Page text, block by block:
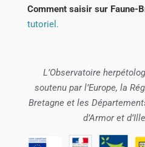
Comment saisir sur Faune-
tutoriel.
L’Observatoire
soutenu par l’Europe, la
Bretagne et les
d’Armor et